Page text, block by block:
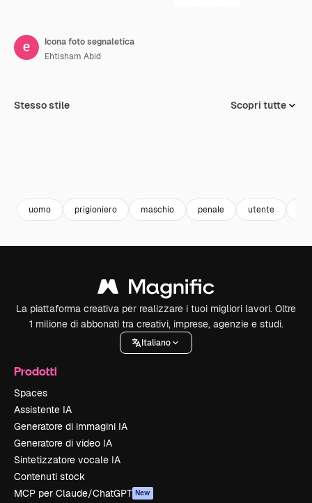
Icona foto segnaletica
Ehtisham Abid
Stesso stile Scopri tutte
uomo prigioniero maschio penale utente
La piattaforma creativa per realizzare i tuoi migliori lavori. Oltre
1 milione di abbonati tra creativi, imprese, agenzie e studi.
Italiano
Prodotti
Spaces
Assistente IA
Generatore di immagini IA
Generatore di video IA
Sintetizzatore vocale IA
Contenuti stock
MCP per Claude/ChatGPT New